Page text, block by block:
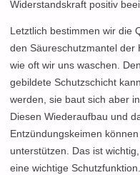
Widerstandskraft positiv
Letztlich bestimmen wir die
den Säureschutzmantel der
wie oft wir uns waschen.
gebildete Schutzschicht
werden, sie baut sich aber
Diesen Wiederaufbau und
Entzündungskeimen
unterstützen. Das ist
eine wichtige Schutzfunktion.